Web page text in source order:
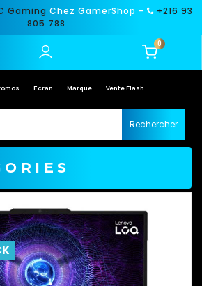
Gaming Chez GamerShop -
+216 93
805 788
0
Ecran Marque Vente Flash
Rechercher